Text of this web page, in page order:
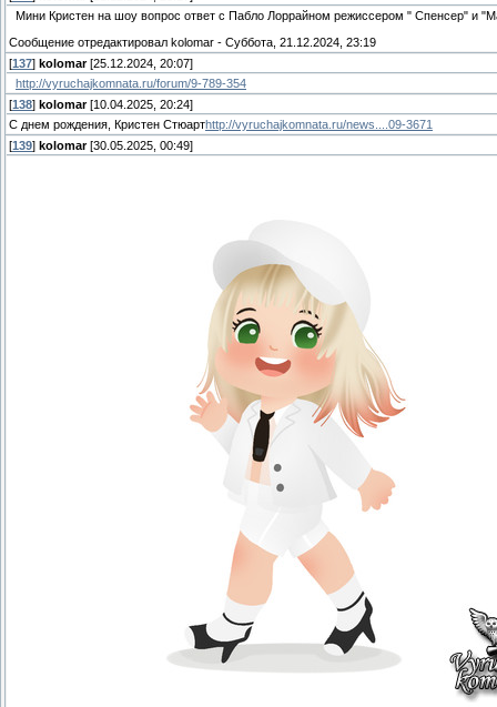
Мини Кристен на шоу вопрос ответ с Пабло Лоррайном режиссером " Спенсер" и
Сообщение отредактировал kolomar - Суббота, 21.12.2024, 23:19
[137] kolomar[25.12.2024, 20:07]
http://vyruchajkomnata.ru/forum/9-789-354
[138] kolomar[10.04.2025, 20:24]
С днем рождения, Кристен Стюартhttp://vyruchajkomnata.ru/news....09-3671
[139] kolomar[30.05.2025, 00:49]